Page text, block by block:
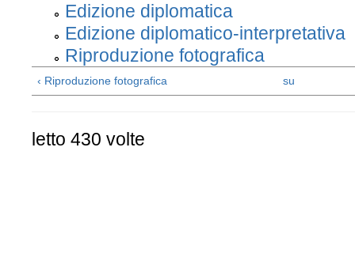
Edizione diplomatica
Edizione diplomatico-interpretativa
Riproduzione fotografica
‹ Riproduzione fotografica su
letto 430 volte